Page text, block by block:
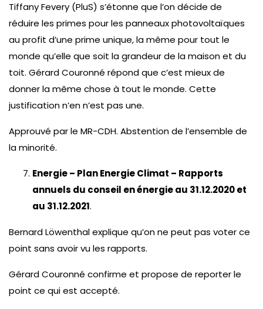
Tiffany Fevery (PluS) s’étonne que l’on décide de
réduire les primes pour les panneaux photovoltaïques
au profit d’une prime unique, la même pour tout le
monde qu’elle que soit la grandeur de la maison et du
toit. Gérard Couronné répond que c’est mieux de
donner la même chose à tout le monde. Cette
justification n’en n’est pas une.
Approuvé par le MR-CDH. Abstention de l’ensemble de
la minorité.
Energie – Plan Energie Climat – Rapports
annuels du conseil en énergie au 31.12.2020 et
au 31.12.2021.
Bernard Löwenthal explique qu’on ne peut pas voter ce
point sans avoir vu les rapports.
Gérard Couronné confirme et propose de reporter le
point ce qui est accepté.